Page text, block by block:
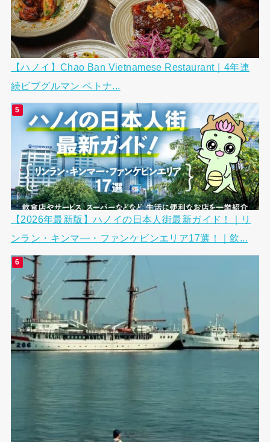
【ハノイ】Chao Ban Vietnamese Restaurant｜4年連
続ビブグルマン ベトナ...
【2026年最新版】ハノイの日本人街最新ガイド！｜リ
ンラン・キンマ―・ファンケビンエリア17選！｜飲...